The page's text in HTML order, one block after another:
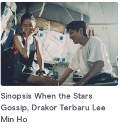
Sinopsis When the Stars
Gossip, Drakor Terbaru Lee
Min Ho